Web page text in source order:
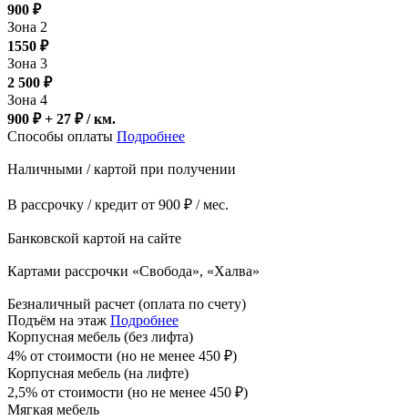
900 ₽
Зона 2
1550 ₽
Зона 3
2 500 ₽
Зона 4
900 ₽ + 27 ₽/ км.
Способы оплаты Подробнее
Наличными / картой при получении
В рассрочку / кредит от 900 ₽ / мес.
Банковской картой на сайте
Картами рассрочки «Свобода», «Халва»
Безналичный расчет (оплата по счету)
Подъём на этаж Подробнее
Корпусная мебель (без лифта)
4% от стоимости (но не менее 450 ₽)
Корпусная мебель (на лифте)
2,5% от стоимости (но не менее 450 ₽)
Мягкая мебель